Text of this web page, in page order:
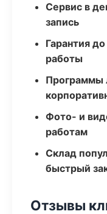
Сервис в
запись
Гарантия
работы
Программы
Фото- и
работам
Склад
быстрый
Отзывы